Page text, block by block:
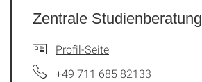
Zentrale Studienberatung
Profil-Seite
+49 711 685 82133